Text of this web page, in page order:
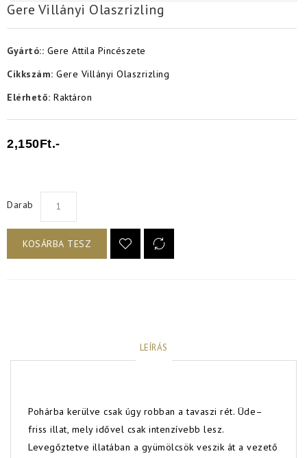
Gere Villányi Olaszrizling
Gyártó:: Gere Attila Pincészete
Cikkszám: Gere Villányi Olaszrizling
Elérhető: Raktáron
2,150Ft.-
Darab
KOSÁRBA TESZ
LEÍRÁS
Pohárba kerülve csak úgy robban a tavaszi rét. Üde–
friss illat, mely idővel csak intenzívebb lesz.
Levegőztetve illatában a gyümölcsök veszik át a vezető